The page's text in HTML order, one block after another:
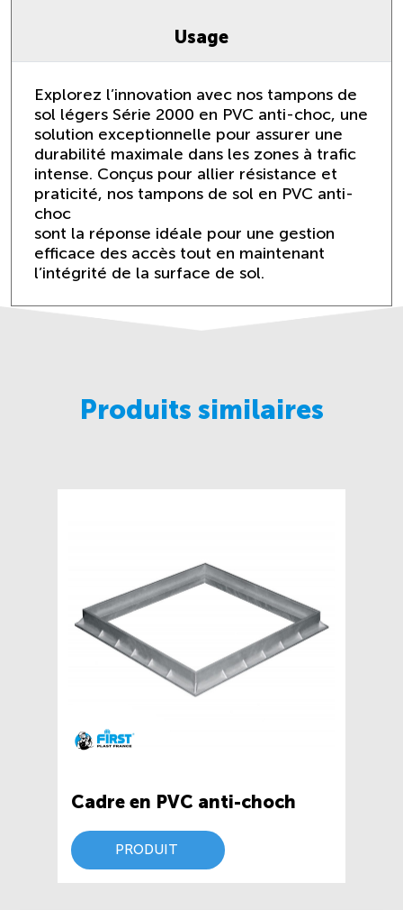
Usage
Explorez l’innovation avec nos tampons de
sol légers Série 2000 en PVC anti-choc, une
solution exceptionnelle pour assurer une
durabilité maximale dans les zones à trafic
intense. Conçus pour allier résistance et
praticité, nos tampons de sol en PVC anti-
choc
sont la réponse idéale pour une gestion
efficace des accès tout en maintenant
l’intégrité de la surface de sol.
Produits similaires
Cadre en PVC anti-choch
PRODUIT